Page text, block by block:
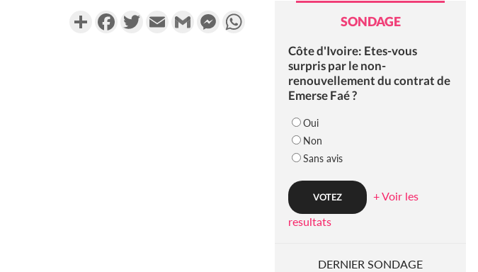
PartagerFacebookTwitterEmail Gmail Messenger SONDAGE
Côte d'Ivoire: Etes-vous
surpris par le non-
renouvellement du contrat de
Emerse Faé ?
Oui
Non
Sans avis
+ Voir les
resultats
DERNIER SONDAGE